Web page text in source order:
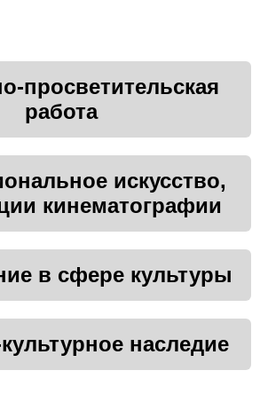
просветительская
работа
искусство,
кинематографии
в сфере культуры
наследие